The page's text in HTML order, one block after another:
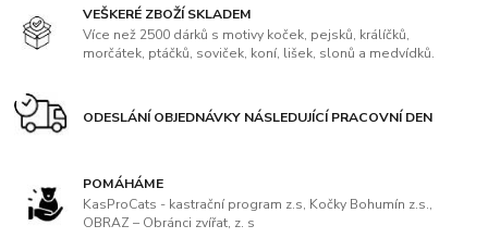
VEŠKERÉ ZBOŽÍ SKLADEM
Více než 2500 dárků s motivy koček, pejsků, králíčků,
morčátek, ptáčků, soviček, koní, lišek, slonů a medvídků.
ODESLÁNÍ OBJEDNÁVKY NÁSLEDUJÍCÍ PRACOVNÍ DEN
POMÁHÁME
KasProCats - kastrační program z.s, Kočky Bohumín z.s.,
OBRAZ – Obránci zvířat, z. s